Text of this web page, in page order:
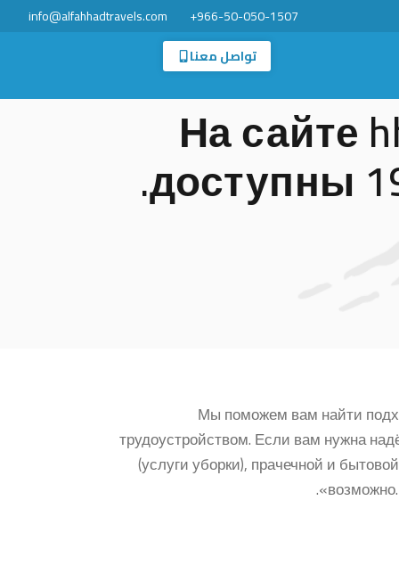
966-50-050-1507+
info@alfahhadtravels.com
تواصل معنا
На сайте
доступны
Мы поможем вам найти
трудоустройством. Если вам нужна
(услуги уборки), прачечной и
возможно.